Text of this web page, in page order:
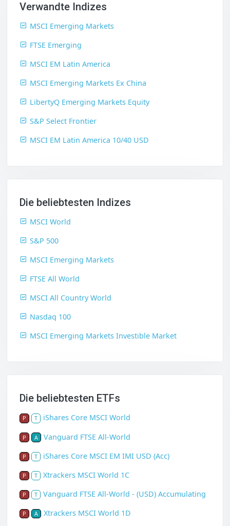
Verwandte Indizes
MSCI Emerging Markets
FTSE Emerging
MSCI EM Latin America
MSCI Emerging Markets Ex China
LibertyQ Emerging Markets Equity
S&P Select Frontier
MSCI EM Latin America 10/40 USD
Die beliebtesten Indizes
MSCI World
S&P 500
MSCI Emerging Markets
FTSE All World
MSCI All Country World
Nasdaq 100
MSCI Emerging Markets Investible Market
Die beliebtesten ETFs
P T iShares Core MSCI World
P A Vanguard FTSE All-World
P T iShares Core MSCI EM IMI USD (Acc)
P T Xtrackers MSCI World 1C
P T Vanguard FTSE All-World - (USD) Accumulating
P A Xtrackers MSCI World 1D